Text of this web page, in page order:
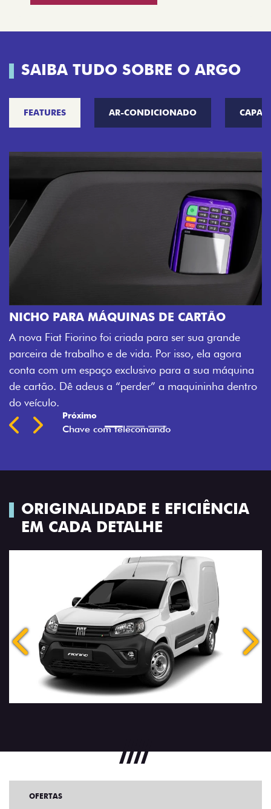
SAIBA TUDO SOBRE O ARGO
FEATURES AR-CONDICIONADO
MÁQUINAS DE CARTÃO
foi criada para ser sua grande
e de vida. Por isso, ela agora
exclusivo para a sua máquina
a “perder” a maquininha dentro
CHAVE COM
Agora, a chave
veículo também à
fechadura. São
mais fluidez para
Previous
Next
ORIGINALIDADE E EFICIÊNCIA
EM CADA DETALHE
Anterior
OFERTAS